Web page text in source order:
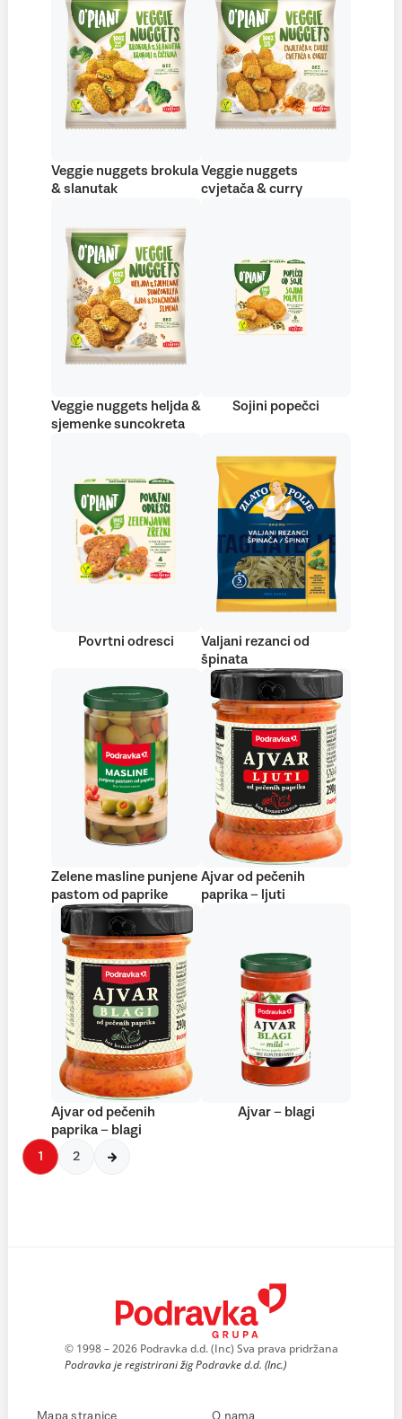
Veggie nuggets brokula
& slanutak
Veggie nuggets
cvjetača & curry
Veggie nuggets heljda &
sjemenke suncokreta
Sojini popečci
Povrtni odresci
Valjani rezanci od
špinata
Zelene masline punjene
pastom od paprike
Ajvar od pečenih
paprika – ljuti
Ajvar od pečenih
paprika – blagi
Ajvar – blagi
1 2
© 1998 – 2026 Podravka d.d. (Inc) Sva prava pridržana
Podravka je registrirani žig Podravke d.d. (Inc.)
Mapa stranice O nama